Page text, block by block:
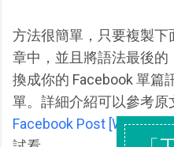
方法很簡單，只要複製
章中，並且將語法最後的
換成你的 Facebook 單篇
單。詳細介紹可以參考原
Facebook Post